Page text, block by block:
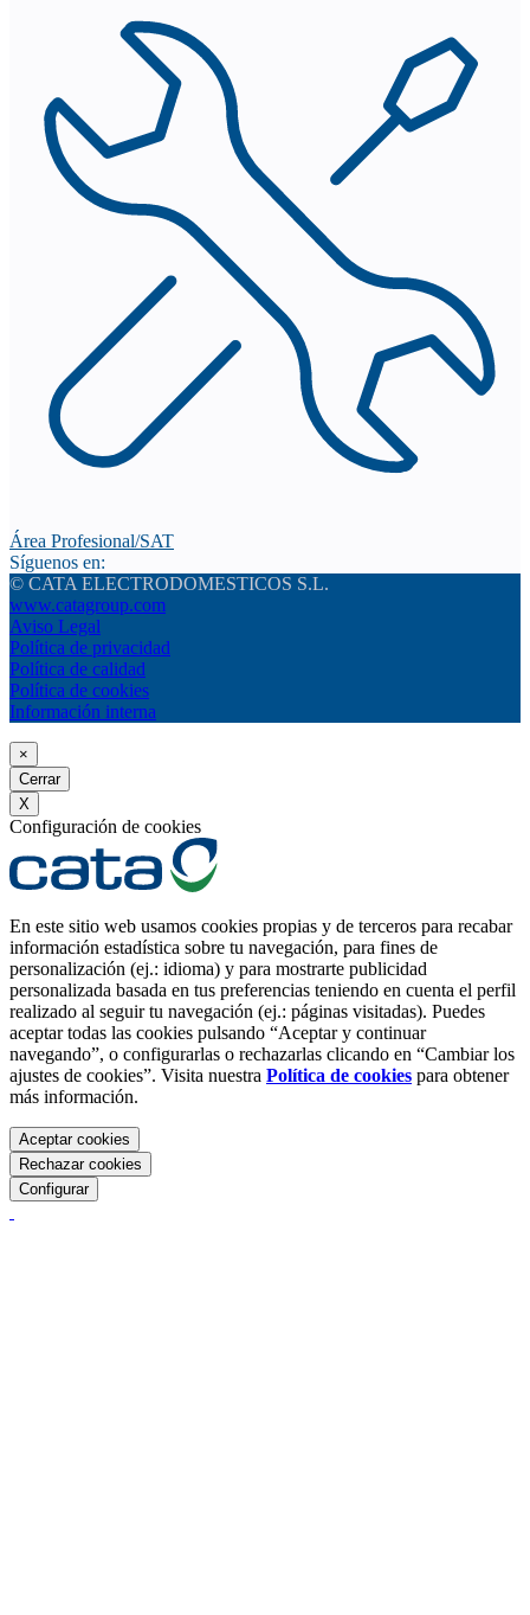
Área Profesional/SAT
Síguenos en:
© CATA ELECTRODOMESTICOS S.L.
www.catagroup.com
Aviso Legal
Política de privacidad
Política de calidad
Política de cookies
Información interna
×
Cerrar
X
Configuración de cookies
En este sitio web usamos cookies propias y de terceros para recabar
información estadística sobre tu navegación, para fines de
personalización (ej.: idioma) y para mostrarte publicidad
personalizada basada en tus preferencias teniendo en cuenta el perfil
realizado al seguir tu navegación (ej.: páginas visitadas). Puedes
aceptar todas las cookies pulsando “Aceptar y continuar
navegando”, o configurarlas o rechazarlas clicando en “Cambiar los
ajustes de cookies”. Visita nuestra Política de cookies para obtener
más información.
Aceptar cookies
Rechazar cookies
Configurar